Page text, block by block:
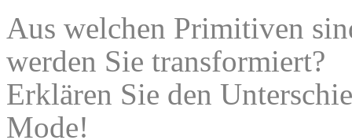
Aus welchen Primitiven
werden Sie transformiert?
Erklären Sie den
Mode!